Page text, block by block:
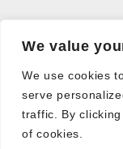
We value
We use cookies
serve
traffic. By
of cookies.